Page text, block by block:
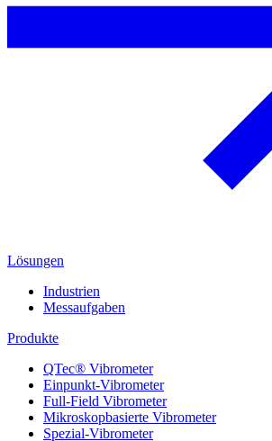
Lösungen
Industrien
Messaufgaben
Produkte
QTec® Vibrometer
Einpunkt-Vibrometer
Full-Field Vibrometer
Mikroskopbasierte Vibrometer
Spezial-Vibrometer